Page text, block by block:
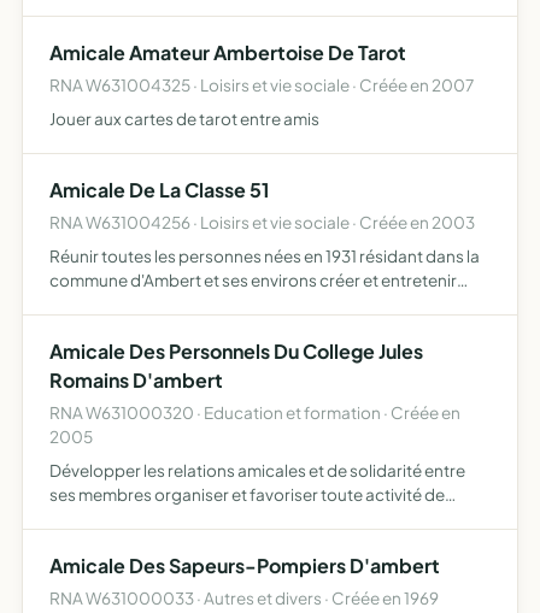
Amicale Amateur Ambertoise De Tarot
RNA W631004325 · Loisirs et vie sociale · Créée en 2007
Jouer aux cartes de tarot entre amis
Amicale De La Classe 51
RNA W631004256 · Loisirs et vie sociale · Créée en 2003
Réunir toutes les personnes nées en 1931 résidant dans la
commune d'Ambert et ses environs créer et entretenir
Amicale Des Personnels Du College Jules
Romains D'ambert
RNA W631000320 · Education et formation · Créée en
2005
Développer les relations amicales et de solidarité entre
ses membres organiser et favoriser toute activité de
Amicale Des Sapeurs-Pompiers D'ambert
RNA W631000033 · Autres et divers · Créée en 1969